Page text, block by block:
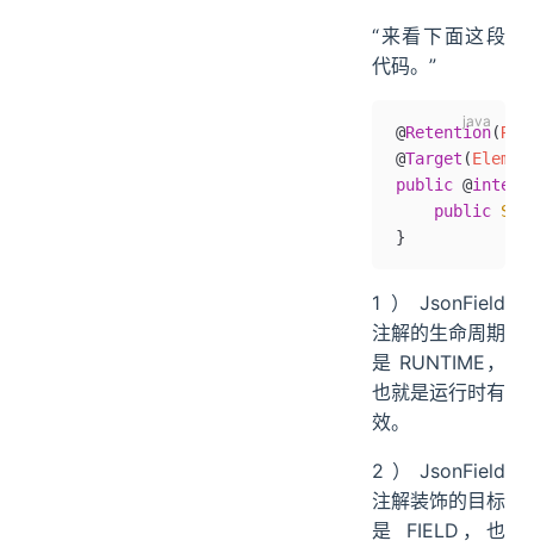
“来看下面这段
代码。”
@Retention(
@Target (
public @
    public
}
1）JsonField
注解的生命周期
是 RUNTIME，
也就是运行时有
效。
2）JsonField
注解装饰的目标
是 FIELD，也